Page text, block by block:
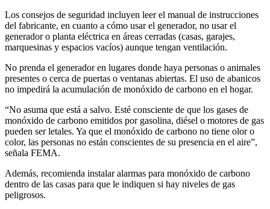
Los consejos de seguridad incluyen leer el manual de instrucciones
del fabricante, en cuanto a cómo usar el generador, no usar el
generador o planta eléctrica en áreas cerradas (casas, garajes,
marquesinas y espacios vacíos) aunque tengan ventilación.
No prenda el generador en lugares donde haya personas o animales
presentes o cerca de puertas o ventanas abiertas. El uso de abanicos
no impedirá la acumulación de monóxido de carbono en el hogar.
“No asuma que está a salvo. Esté consciente de que los gases de
monóxido de carbono emitidos por gasolina, diésel o motores de gas
pueden ser letales. Ya que el monóxido de carbono no tiene olor o
color, las personas no están conscientes de su presencia en el aire”,
señala FEMA.
Además, recomienda instalar alarmas para monóxido de carbono
dentro de las casas para que le indiquen si hay niveles de gas
peligrosos.